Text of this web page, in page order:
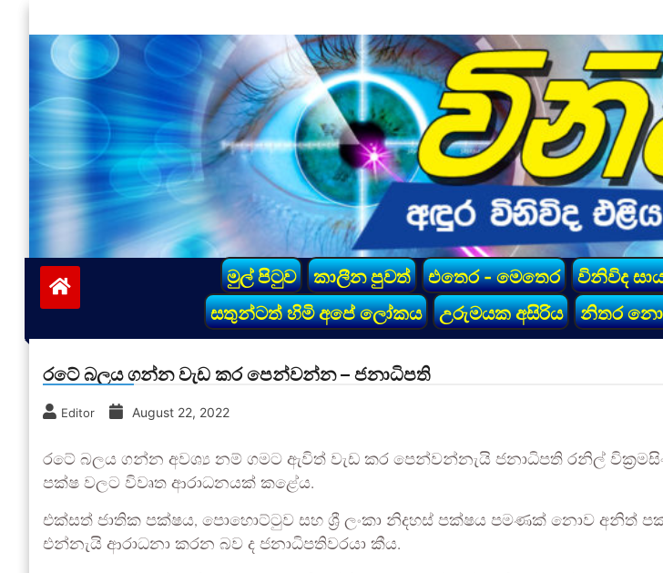
to
content
vinivida.lk
මුල් පිටුව කාලීන පුවත් එතෙර - මෙතෙර විනිවිද
සතුන්ටත් හිමි අපේ ලෝකය
උරුමයක අසිරිය නිතර
රටේ බලය ගන්න වැඩ කර පෙන්වන්න – ජනාධිපති
Editor August 22, 2022
රටේ බලය ගන්න අවශ්‍ය නම් ගමට ඇවිත් වැඩ කර පෙන්වන්නැයි ජනාධිපති රනිල්
පක්ෂ වලට විවෘත ආරාධනයක් කළේය.
එක්සත් ජාතික පක්ෂය, පොහොට්ටුව සහ ශ්‍රී ලංකා නිදහස් පක්ෂය පමණක් නොව අනිත්
එන්නැයි ආරාධනා කරන බව ද ජනාධිපතිවරයා කීය.